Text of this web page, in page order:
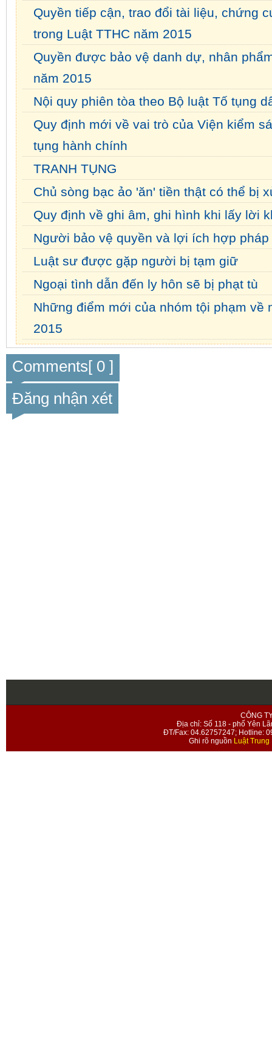
Quyền tiếp cận, trao đổi tài liệu, chứng
trong Luật TTHC năm 2015
Quyền được bảo vệ danh dự, nhân
năm 2015
Nội quy phiên tòa theo Bộ luật Tố tụng
Quy định mới về vai trò của Viện kiểm
tụng hành chính
TRANH TỤNG
Chủ sòng bạc ảo 'ăn' tiền thật có thể bị
Quy định về ghi âm, ghi hình khi lấy lời
Người bảo vệ quyền và lợi ích hợp
Luật sư được gặp người bị tạm giữ
Ngoại tình dẫn đến ly hôn sẽ bị phạt tù
Những điểm mới của nhóm tội phạm về
2015
Comments[ 0 ]
Đăng nhận xét
CÔNG
Địa chỉ: Số 118 - phố Yên
ĐT/Fax: 04.62757247; Hotline:
Ghi rõ nguồn Luật